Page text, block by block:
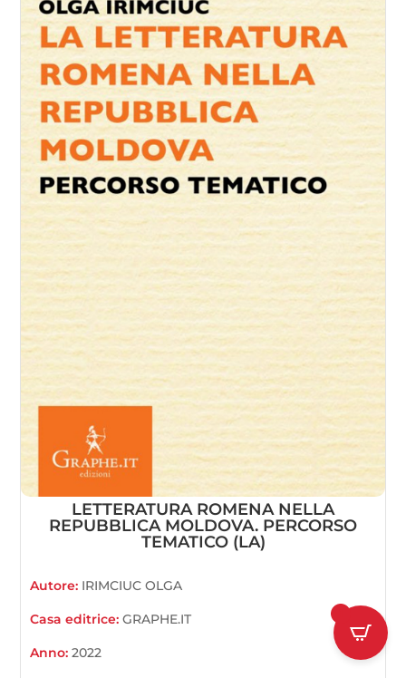
LETTERATURA ROMENA NELLA
REPUBBLICA MOLDOVA. PERCORSO
TEMATICO (LA)
Autore: IRIMCIUC OLGA
Casa editrice:GRAPHE.IT
Anno:2022